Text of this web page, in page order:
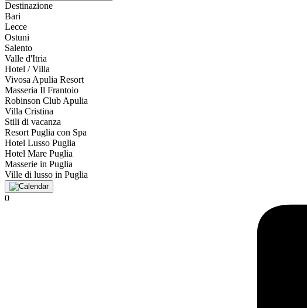
Destinazione
Bari
Lecce
Ostuni
Salento
Valle d'Itria
Hotel / Villa
Vivosa Apulia Resort
Masseria Il Frantoio
Robinson Club Apulia
Villa Cristina
Stili di vacanza
Resort Puglia con Spa
Hotel Lusso Puglia
Hotel Mare Puglia
Masserie in Puglia
Ville di lusso in Puglia
0